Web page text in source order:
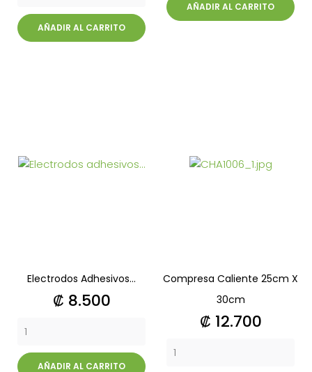
AÑADIR AL CARRITO
AÑADIR AL CARRITO
Electrodos Adhesivos...
Precio
₡ 8.500
AÑADIR AL CARRITO
Compresa Caliente 25cm X
30cm
Precio
₡ 12.700